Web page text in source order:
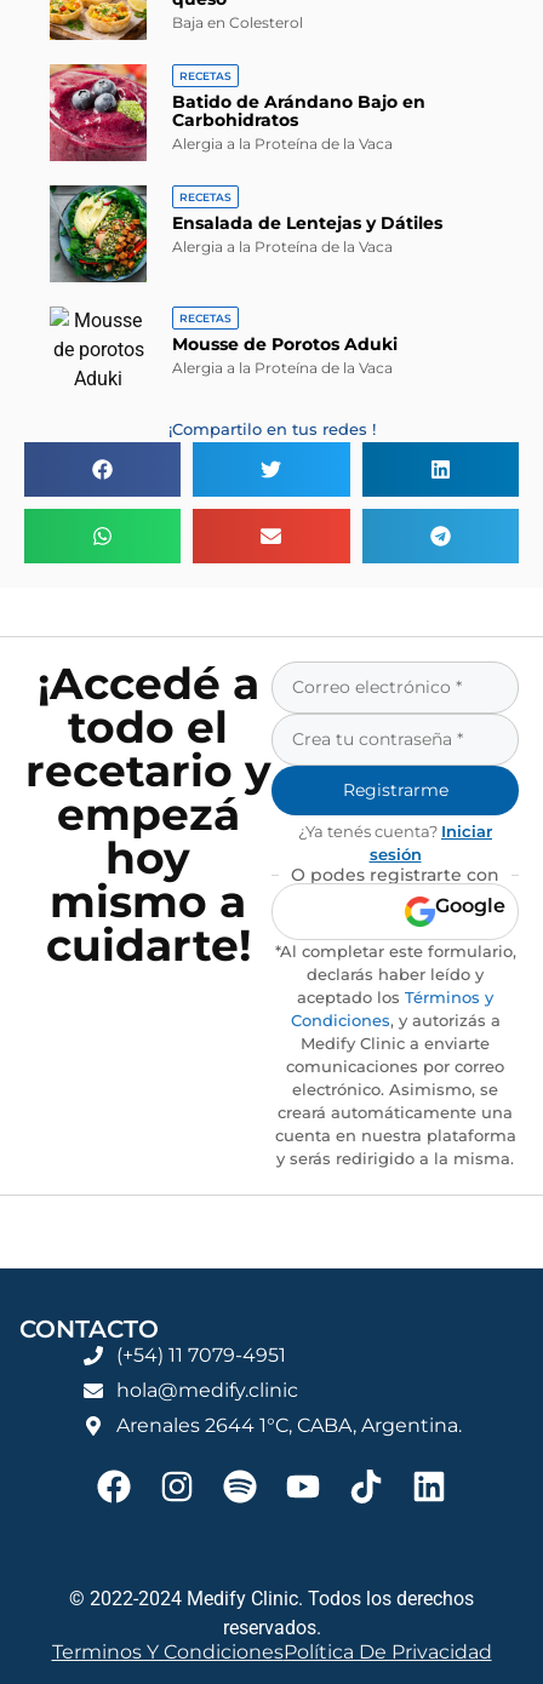
Baja en Colesterol
RECETAS
Batido de Arándano Bajo en
Carbohidratos
Alergia a la Proteína de la Vaca
RECETAS
Ensalada de Lentejas y Dátiles
Alergia a la Proteína de la Vaca
RECETAS
Mousse de Porotos Aduki
Alergia a la Proteína de la Vaca
¡Compartilo en tus redes !
¡Accedé a
todo el
recetario y
empezá
hoy
mismo a
cuidarte!
Registrarme
¿Ya tenés cuenta? Iniciar
sesión
O podes registrarte con
Google
*Al completar este formulario,
declarás haber leído y
aceptado los Términos y
Condiciones, y autorizás a
Medify Clinic a enviarte
comunicaciones por correo
electrónico. Asimismo, se
creará automáticamente una
cuenta en nuestra plataforma
y serás redirigido a la misma.
CONTACTO
(+54) 11 7079-4951
hola@medify.clinic
Arenales 2644 1°C, CABA, Argentina.
© 2022-2024 Medify Clinic. Todos los derechos
reservados.
Terminos Y CondicionesPolítica De Privacidad